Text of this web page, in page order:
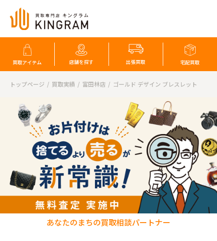
買取アイテム 店舗を探す 出張買取 宅配買取
トップページ 買取実績 富田林店 ゴールド デザイン ブレスレット
あなたのまちの買取相談パートナー